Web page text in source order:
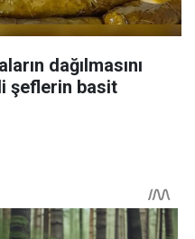
dağılmasını
şeflerin basit